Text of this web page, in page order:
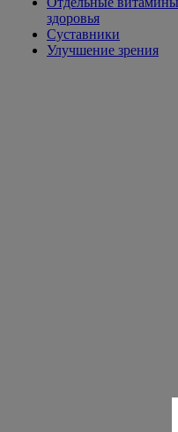
здоровья
Суставники
Улучшение зрения